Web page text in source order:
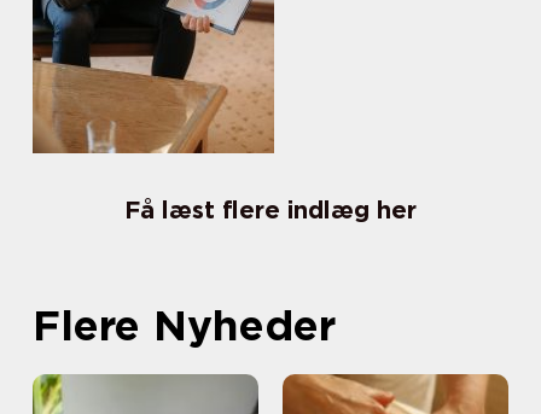
Få læst flere indlæg her
Flere Nyheder